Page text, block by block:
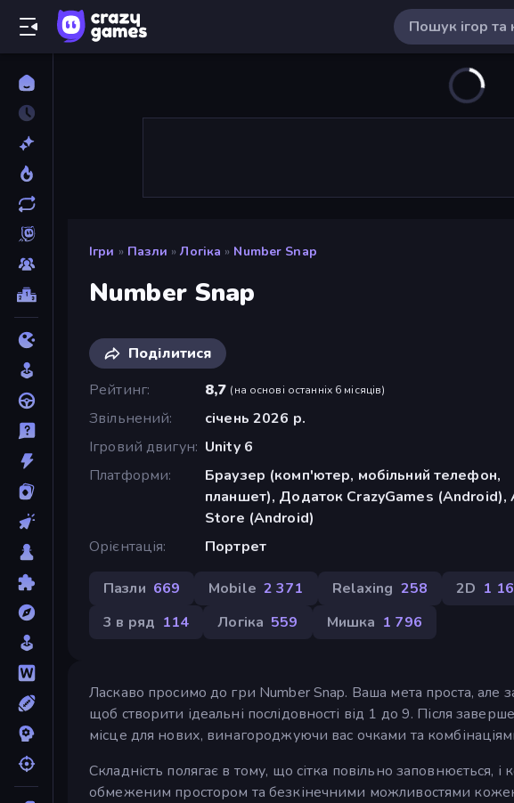
Ігри » Пазли » Логіка » Number Snap
Number Snap
Поділитися
Рейтинг
8,7 (на основі останніх 6 місяців)
Звільнений
січень 2026 р.
Ігровий двигун Unity 6
Платформи
Браузер (комп'ютер, мобільний телефон,
планшет), Додаток CrazyGames (Android),
Store (Android)
Орієнтація
Портрет
Пазли 669 Mobile 2 371 Relaxing 258 2D 1
3 в ряд 114 Логіка 559 Мишка 1 796
Ласкаво просимо до гри Number Snap. Ваша мета проста, але
щоб створити ідеальні послідовності від 1 до 9. Після
місце для нових, винагороджуючи вас очками та
Складність полягає в тому, що сітка повільно заповнюється,
обмеженим простором та безкінечними можливостями